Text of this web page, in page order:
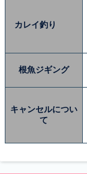
カレイ釣り
根魚ジギング
キャンセルについ
て